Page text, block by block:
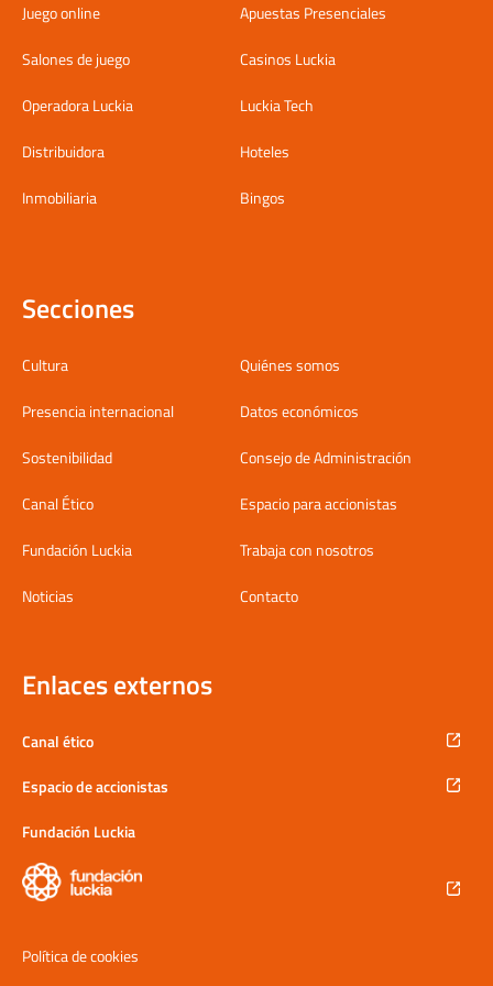
Juego online
Apuestas Presenciales
Salones de juego
Casinos Luckia
Operadora Luckia
Luckia Tech
Distribuidora
Hoteles
Inmobiliaria
Bingos
Secciones
Cultura
Quiénes somos
Presencia internacional
Datos económicos
Sostenibilidad
Consejo de Administración
Canal Ético
Espacio para accionistas
Fundación Luckia
Trabaja con nosotros
Noticias
Contacto
Enlaces externos
Canal ético
Espacio de accionistas
Fundación Luckia
Política de cookies